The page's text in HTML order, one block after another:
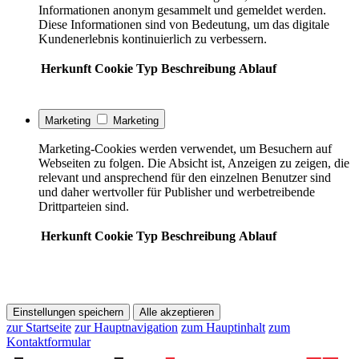
Informationen anonym gesammelt und gemeldet werden.
Diese Informationen sind von Bedeutung, um das digitale
Kundenerlebnis kontinuierlich zu verbessern.
Herkunft Cookie Typ Beschreibung Ablauf
Marketing Marketing
Marketing-Cookies werden verwendet, um Besuchern auf
Webseiten zu folgen. Die Absicht ist, Anzeigen zu zeigen, die
relevant und ansprechend für den einzelnen Benutzer sind
und daher wertvoller für Publisher und werbetreibende
Drittparteien sind.
Herkunft Cookie Typ Beschreibung Ablauf
Einstellungen speichern Alle akzeptieren
zur Startseite zur Hauptnavigation zum Hauptinhalt zum
Kontaktformular